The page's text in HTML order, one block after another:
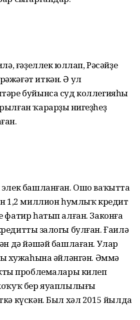
ғәҙеллек юллап, Рәсәйҙең
иткән. Ә ул
буйынса суд коллегияһы
ҡарарҙың нигеҙһеҙ
башланған. Ошо ваҡытта
1,2 миллион һумлыҡ кредит
һатып алған. Законға
залогы булған. Ғаилә
дә йәшәй башлаған. Улар
хужаһына әйләнгән. Әммә
проблемалары килеп
бер яуаплылығы
күскән. Был хәл 2015 йылда